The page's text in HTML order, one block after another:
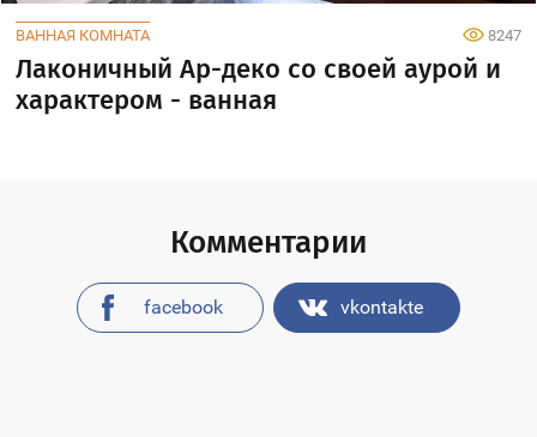
ВАННАЯ КОМНАТА 8247
Лаконичный Ар-деко со своей аурой и
характером - ванная
Комментарии
facebook vkontakte